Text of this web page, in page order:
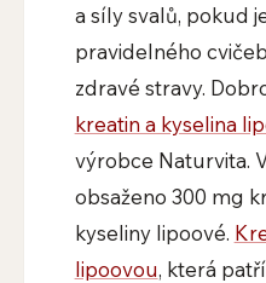
a síly svalů, pokud
pravidelného
zdravé stravy.
kreatin a kyselina
výrobce Naturvita.
obsaženo 300 mg
kyseliny lipoové.
lipoovou, která